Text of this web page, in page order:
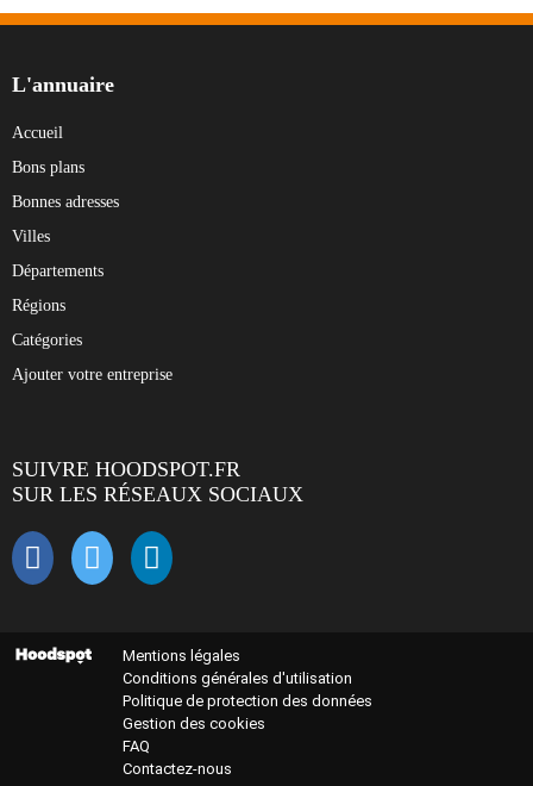
L'annuaire
Accueil
Bons plans
Bonnes adresses
Villes
Départements
Régions
Catégories
Ajouter votre entreprise
SUIVRE HOODSPOT.FR
SUR LES RÉSEAUX SOCIAUX
Mentions légales
Conditions générales d'utilisation
Politique de protection des données
Gestion des cookies
FAQ
Contactez-nous